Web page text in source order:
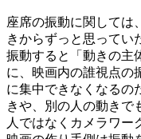
座席の振動に関しては
きからずっと思ってい
振動すると「動きの主
に、映画内の誰視点の
に集中できなくなるの
きや、別の人の動きで
人ではなくカメラワー